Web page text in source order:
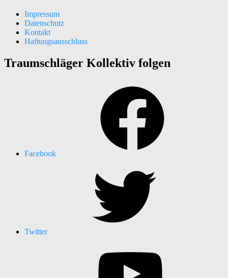
Impressum
Datenschutz
Kontakt
Haftungsausschluss
Traumschläger Kollektiv folgen
Facebook
Twitter